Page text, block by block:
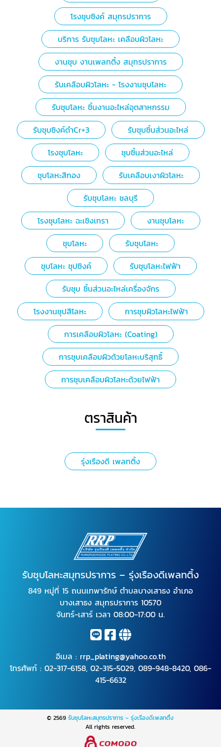
โรงชุบซิงค์ สมุทรปราการ
บริการ รับชุบโลหะ เคลือบผิวโลหะ
งานชุบ งานเพลทติ้ง สมุทรปราการ
รับเคลือบผิวโลหะ - โรงงานชุบโลหะ
รับชุบโลหะ ชิ้นงานอะไหล่อุตสาหกรรม
รับชุบซิงค์ดำCr+3
รับชุบชิ้นส่วนอะไหล่
โรงชุบโลหะ
ชุบชิ้นส่วนอะไหล่
ชุบโลหะสีทอง
รับเคลือบเงาผิวโลหะ
รับชุบโลหะ ชลบุรี
โรงชุบโลหะ ฉะเชิงเทรา
งานชุบโลหะ
ชุบโลหะ
รับชุบโลหะ
ชุบโลหะ ชุปซิงค์
รับชุบโลหะไฟฟ้า
รับชุบ ชิ้นส่วนอะไหล่เครื่องจักร
โรงงานชุปสีโลหะ
การชุบผิวโลหะไฟฟ้า
การเคลือบผิวโลหะ (Coating)
การชุบเคลือบผิวด้วยโลหะบริสุทธิ์
การชุบเคลือบผิวโลหะด้วยไฟฟ้า
ตราสินค้า
รุ่งเรืองดี เพลทติ้ง
รับชุบโลหะสมุทรปราการ – รุ่งเรืองดีเพลทติ้ง
849 หมู่ที่ 15 ถนนเทพารักษ์ ตำบลบางเสาธง อำเภอ
บางเสาธง สมุทรปราการ 10570
จันทร์-เสาร์ เวลา 08:00-17:00 น.
อีเมล : rrp_plating@yahoo.co.th
โทรศัพท์ : 02-317-6158, 02-315-5029, 089-948-8420, 086-
415-6632
© 2569รับชุบโลหะสมุทรปราการ – รุ่งเรืองดีเพลทติ้ง
All rights reserved.